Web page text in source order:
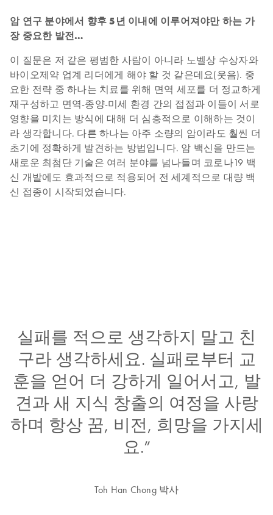
암 연구 분야에서 향후 5년 이내에 이루어져야만 하는 가
장 중요한 발전…
이 질문은 저 같은 평범한 사람이 아니라 노벨상 수상자와
바이오제약 업계 리더에게 해야 할 것 같은데요(웃음). 중
요한 전략 중 하나는 치료를 위해 면역 세포를 더 정교하게
재구성하고 면역-종양-미세 환경 간의 접점과 이들이 서로
영향을 미치는 방식에 대해 더 심층적으로 이해하는 것이
라 생각합니다. 다른 하나는 아주 소량의 암이라도 훨씬 더
초기에 정확하게 발견하는 방법입니다. 암 백신을 만드는
새로운 최첨단 기술은 여러 분야를 넘나들며 코로나19 백
신 개발에도 효과적으로 적용되어 전 세계적으로 대량 백
신 접종이 시작되었습니다.
실패를 적으로 생각하지 말고 친
구라 생각하세요. 실패로부터 교
훈을 얻어 더 강하게 일어서고, 발
견과 새 지식 창출의 여정을 사랑
하며 항상 꿈, 비전, 희망을 가지세
요.”
Toh Han Chong 박사